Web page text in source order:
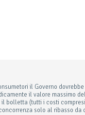
il Governo dovrebbe
il valore massimo
il bolletta (tutti i costi
solo al ribasso da